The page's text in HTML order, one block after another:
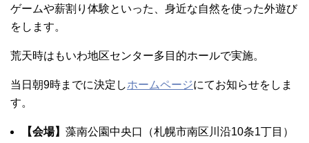
ゲームや薪割り体験といった、身近な自然を使った外遊び
をします。
荒天時はもいわ地区センター多目的ホールで実施。
当日朝9時までに決定しホームページにてお知らせをしま
す。
【会場】 藻南公園中央口（札幌市南区川沿10条1丁目）